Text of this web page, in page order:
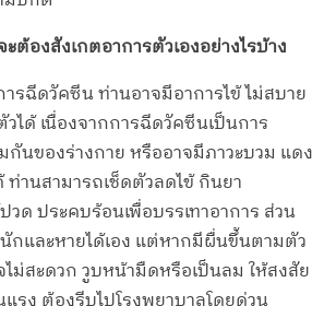
องสังเกตอาการตัวเองอย่างไรบ้าง
รฉีดวัคซีน ท่านอาจมีอาการไข้ ไม่สบาย
ได้ เนื่องจากการฉีดวัคซีนเป็นการ
นของร่างกาย หรืออาจมีภาวะบวม แดง
านสามารถเช็ดตัวลดไข้ กินยา
ด ประคบร้อนเพื่อบรรเทาอาการ ส่วน
กและหายได้เอง แต่หากมีผื่นขึ้นตามตัว
ม่สะดวก วูบหน้ามืดหรือเป็นลม ให้สงสัย
รง ต้องรีบไปโรงพยาบาลโดยด่วน